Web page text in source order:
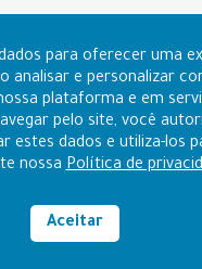
para oferecer uma
analisar e personalizar
plataforma e em
pelo site, você
estes dados e utiliza-los
nossaPolítica de
Aceitar